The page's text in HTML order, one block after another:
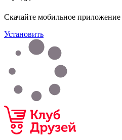
Скачайте мобильное приложение
Установить